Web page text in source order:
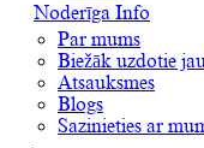
Noderīga Info
Par mums
Biežāk uzdotie
Atsauksmes
Blogs
Sazinieties ar